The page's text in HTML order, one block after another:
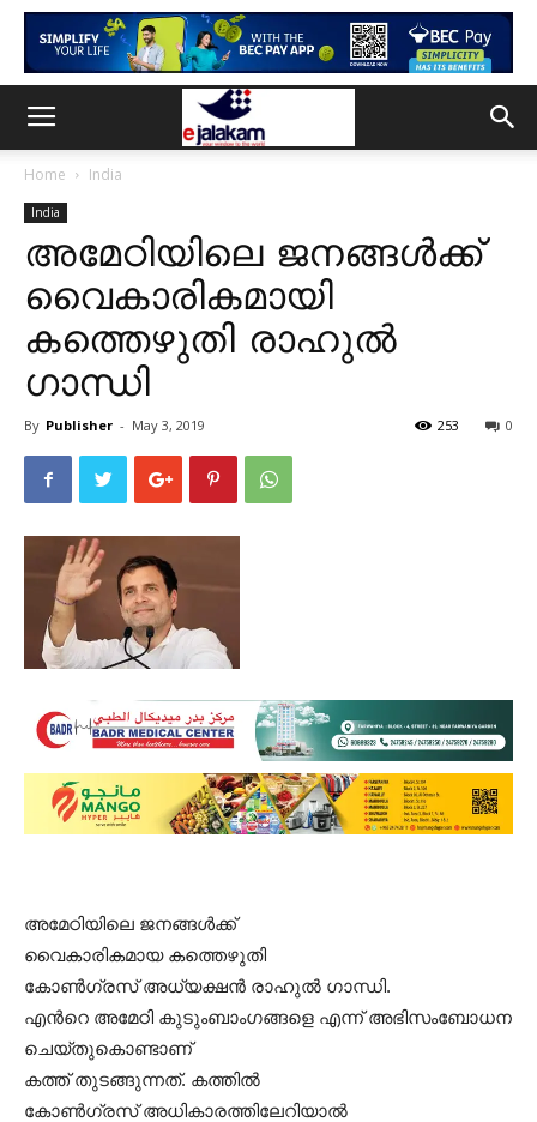
Home India
India
അമേഠിയിലെ ജനങ്ങൾക്ക്
വെെകാരികമായി
കത്തെഴുതി രാഹുൽ
ഗാന്ധി
By Publisher - May 3, 2019 0
253
അമേഠിയിലെ ജനങ്ങൾക്ക്
വൈകാരികമായ കത്തെഴുതി
കോൺ​ഗ്രസ് അധ്യക്ഷൻ ​രാഹുൽ ​ഗാന്ധി.
എന്‍റെ അമേഠി കുടുംബാം​ഗങ്ങളെ എന്ന് അഭിസംബോധന
ചെയ്തുകൊണ്ടാണ്
കത്ത് തുടങ്ങുന്നത്. കത്തിൽ‌
കോൺ​ഗ്രസ് അധികാരത്തിലേറിയാൽ